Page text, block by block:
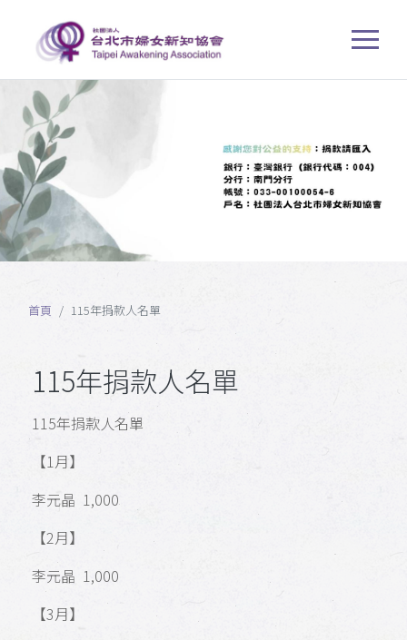
首頁 115年捐款人名單
115年捐款人名單
115年捐款人名單
【1月】
李元晶 1,000
【2月】
李元晶 1,000
【3月】